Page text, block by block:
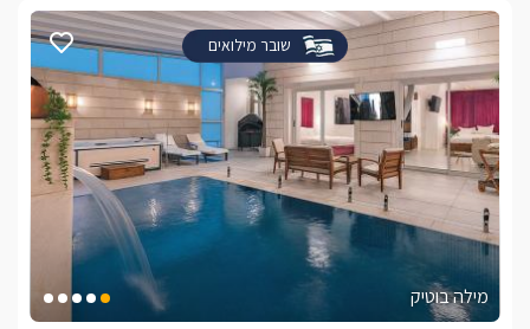
שובר מילואים
מילה בוטיק